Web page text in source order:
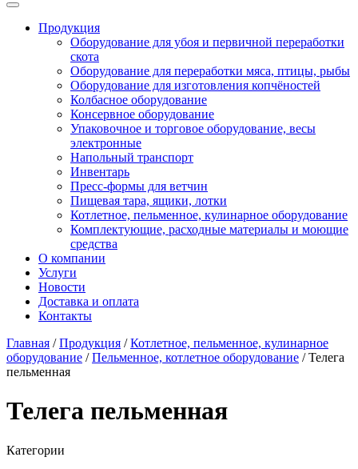
Продукция
Оборудование для убоя и первичной переработки
скота
Оборудование для переработки мяса, птицы, рыбы
Оборудование для изготовления копчёностей
Колбасное оборудование
Консервное оборудование
Упаковочное и торговое оборудование, весы
электронные
Напольный транспорт
Инвентарь
Пресс-формы для ветчин
Пищевая тара, ящики, лотки
Котлетное, пельменное, кулинарное оборудование
Комплектующие, расходные материалы и моющие
средства
О компании
Услуги
Новости
Доставка и оплата
Контакты
Главная /Продукция /Котлетное, пельменное, кулинарное
оборудование /Пельменное, котлетное оборудование /Телега
пельменная
Телега пельменная
Категории